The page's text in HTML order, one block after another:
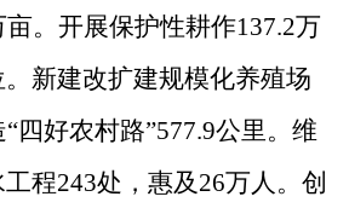
亩。开展保护性耕作137.2万
新建改扩建规模化养殖场
“四好农村路”577.9公里。维
程243处，惠及 26万人。创